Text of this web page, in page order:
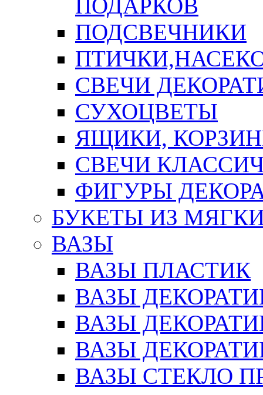
ПОДАРКОВ
ПОДСВЕЧНИКИ
СВЕЧИ
СУХОЦВЕТЫ
ЯЩИКИ,
СВЕЧИ
ФИГУРЫ
БУКЕТЫ ИЗ
ВАЗЫ
ВАЗЫ ПЛАСТИК
ВАЗЫ
ВАЗЫ
ВАЗЫ
ВАЗЫ СТЕКЛО